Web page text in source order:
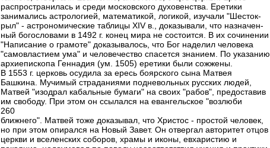
распространилась и среди московского духовенства. Еретики
занимались астрологией, математикой, логикой, изучали "Шесток-
рыл" - астрономические таблицы XIV в., доказывали, что назначен-
ный богословами в 1492 г. конец мира не состоится. В их сочинении
"Написание о грамоте" доказывалось, что Бог наделил человека
"самовластием ума" и человечество спасется знанием. По указанию
архиепископа Геннадия (ум. 1505) еретики были сожжены.
В 1553 г. церковь осудила за ересь боярского сына Матвея
Башкина. Мучимый страданиями подневольных русских людей,
Матвей "изодрал кабальные бумаги" на своих "рабов", предоставив
им свободу. При этом он ссылался на евангельское "возлюби
260
ближнего". Матвей тоже доказывал, что Христос - простой человек,
но при этом опирался на Новый Завет. Он отвергал авторитет отцов
церкви и вселенских соборов, храмы и иконы, евхаристию и